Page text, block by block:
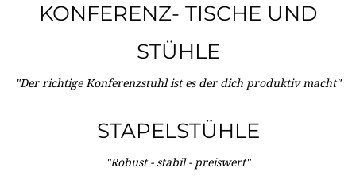
KONFERENZ- TISCHE UND
STÜHLE
"Der richtige Konferenzstuhl ist es der dich produktiv macht"
STAPELSTÜHLE
"Robust - stabil - preiswert"